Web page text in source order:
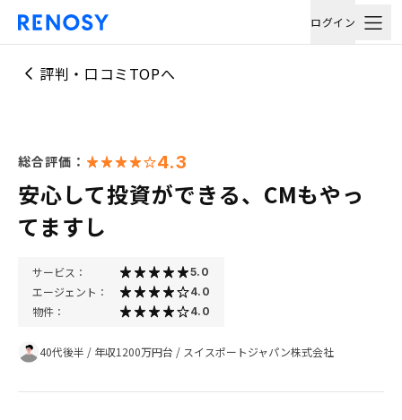
ログイン
評判・口コミTOPへ
総合評価： 4.3
安心して投資ができる、CMもやっ
てますし
サービス： 5.0
エージェント： 4.0
物件： 4.0
40代後半 / 年収1200万円台 / スイスポートジャパン株式会社